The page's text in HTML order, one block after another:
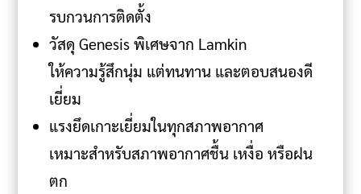
รบกวนการติดตั้ง
วัสดุ Genesis พิเศษจาก Lamkin
ให้ความรู้สึกนุ่ม แต่ทนทาน และตอบสนองดี
เยี่ยม
แรงยึดเกาะเยี่ยมในทุกสภาพอากาศ
เหมาะสำหรับสภาพอากาศชื้น เหงื่อ หรือฝน
ตก